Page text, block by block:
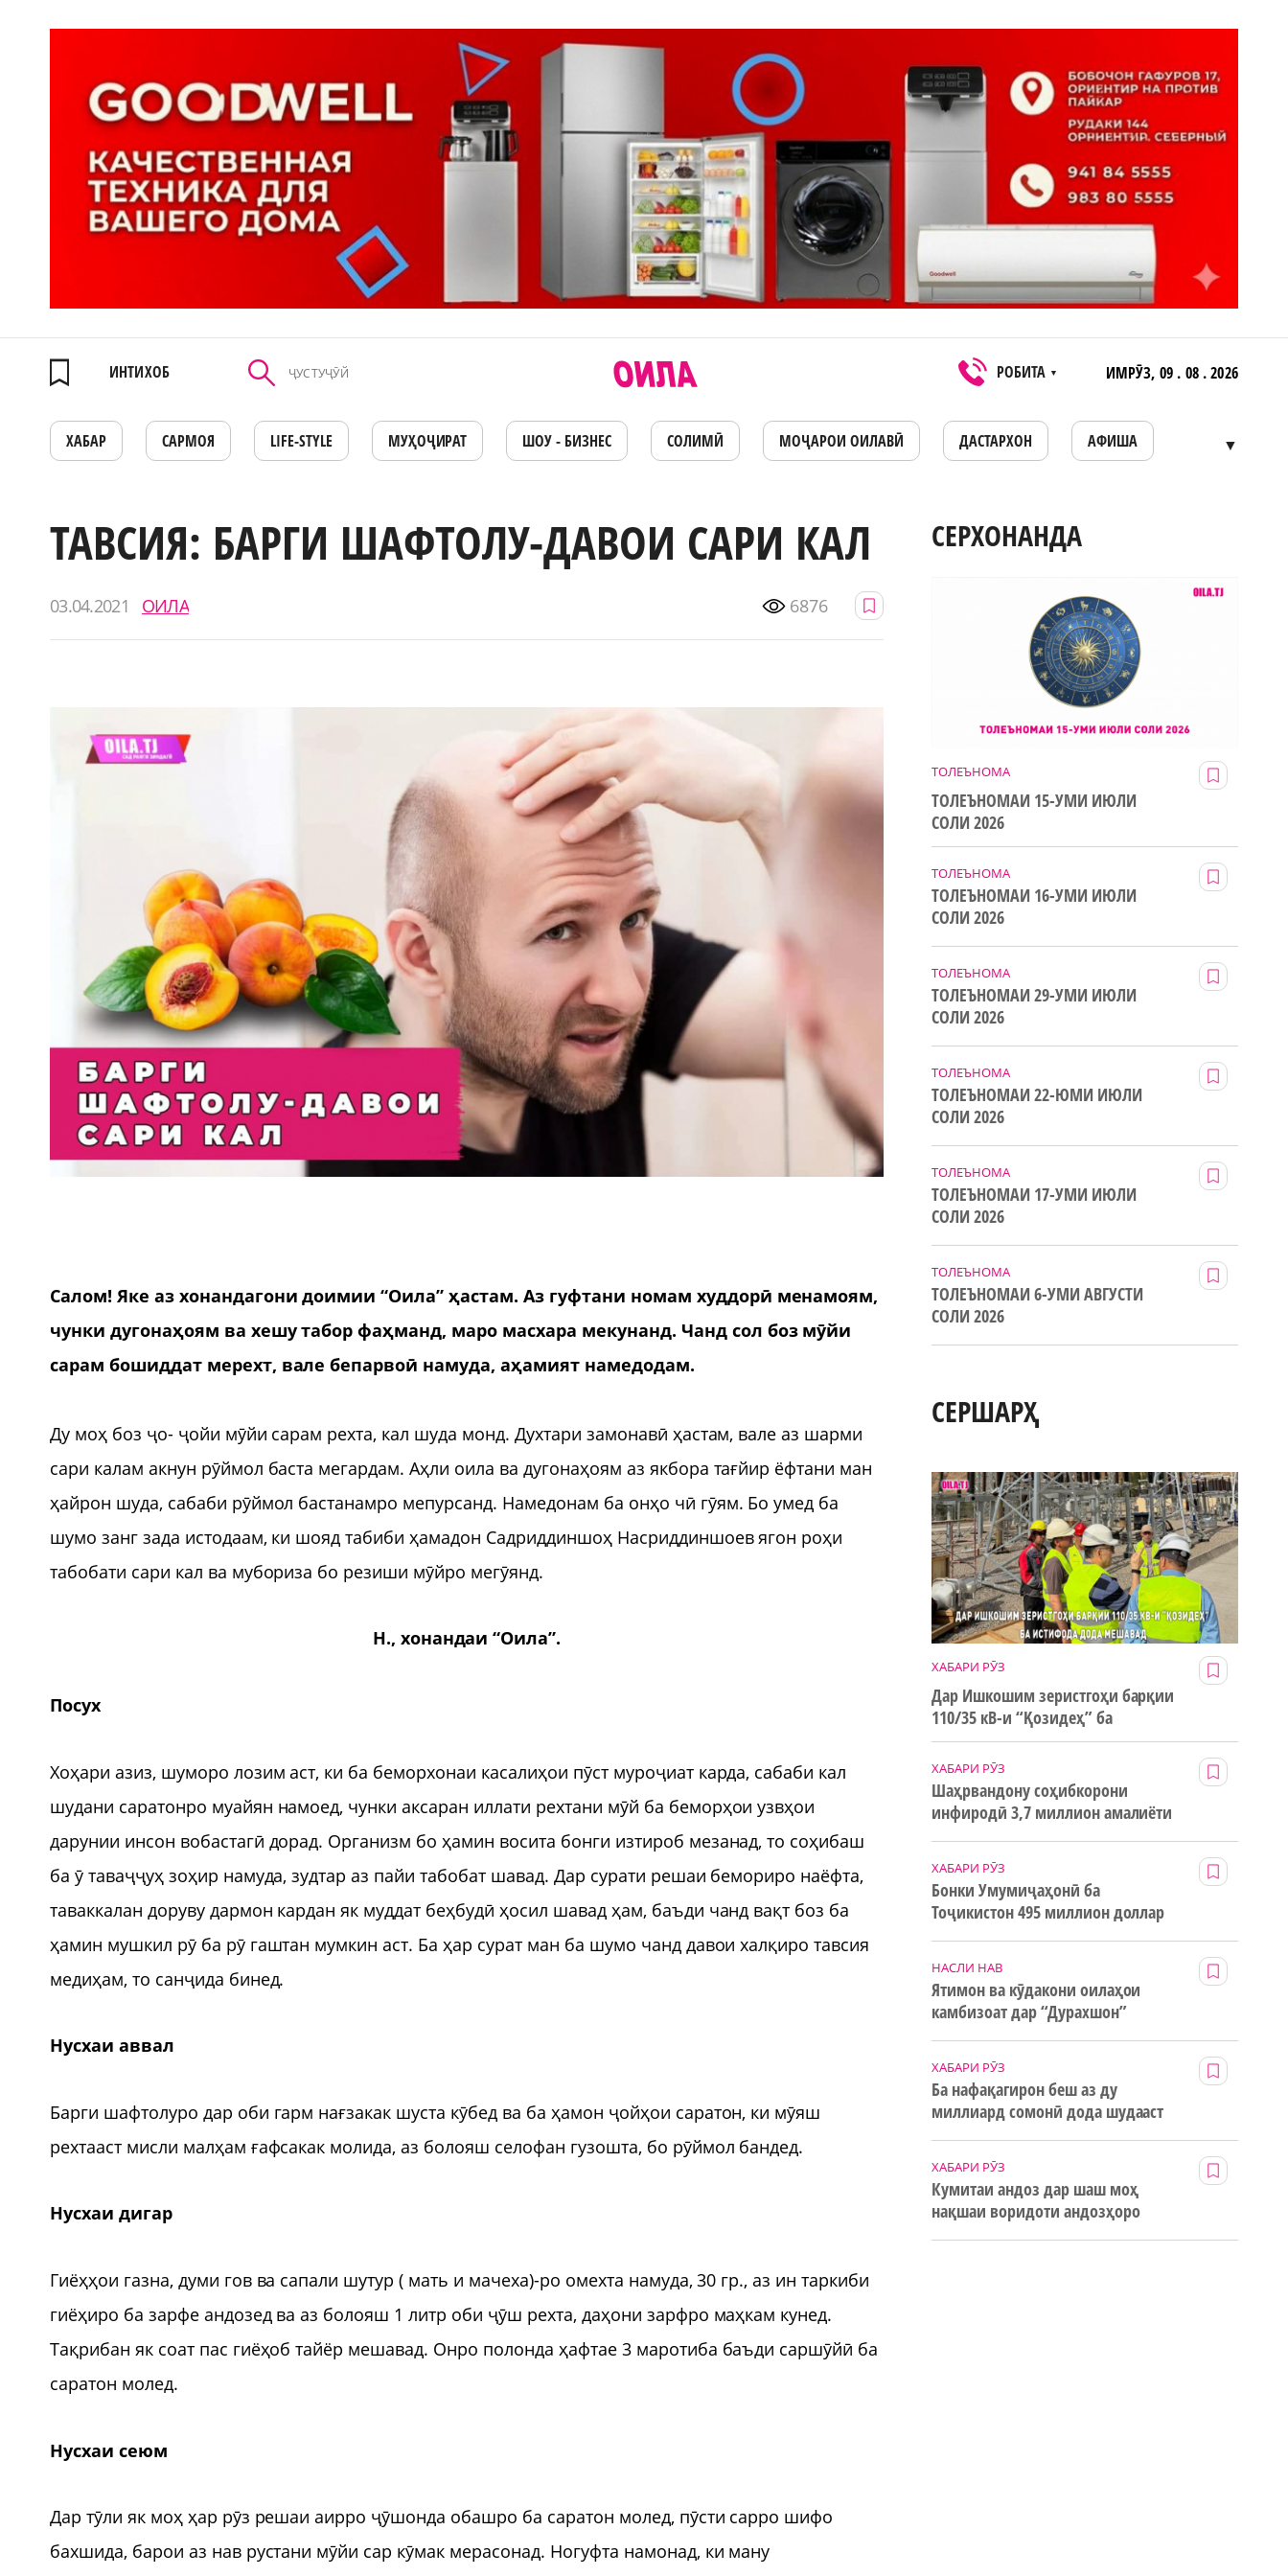
ИНТИХОБ РОБИТА ▼ ИМРӮЗ, 09 . 08 . 2026
ХАБАР САРМОЯ LIFE-STYLE МУҲОҶИРАТ ШОУ - БИЗНЕС СОЛИМӢ МОҶАРОИ ОИЛАВӢ ДАСТАРХОН АФИША ▼
ТАВСИЯ: БАРГИ ШАФТОЛУ-ДАВОИ САРИ КАЛ
03.04.2021 ОИЛА 6876
Салом! Яке аз хонандагони доимии “Оила” ҳастам. Аз гуфтани номам худдорӣ менамоям,
чунки дугонаҳоям ва хешу табор фаҳманд, маро масхара мекунанд. Чанд сол боз мӯйи
сарам бошиддат мерехт, вале бепарвоӣ намуда, аҳамият намедодам.
Ду моҳ боз ҷо- ҷойи мӯйи сарам рехта, кал шуда монд. Духтари замонавӣ ҳастам, вале аз шарми
сари калам акнун рӯймол баста мегардам. Аҳли оила ва дугонаҳоям аз якбора тағйир ёфтани ман
ҳайрон шуда, сабаби рӯймол бастанамро мепурсанд. Намедонам ба онҳо чӣ гӯям. Бо умед ба
шумо занг зада истодаам, ки шояд табиби ҳамадон Садриддиншоҳ Насриддиншоев ягон роҳи
табобати сари кал ва мубориза бо резиши мӯйро мегӯянд.
Н., хонандаи “Оила”.
Посух
Хоҳари азиз, шуморо лозим аст, ки ба беморхонаи касалиҳои пӯст муроҷиат карда, сабаби кал
шудани саратонро муайян намоед, чунки аксаран иллати рехтани мӯй ба беморҳои узвҳои
дарунии инсон вобастагӣ дорад. Организм бо ҳамин восита бонги изтироб мезанад, то соҳибаш
ба ӯ таваҷҷуҳ зоҳир намуда, зудтар аз пайи табобат шавад. Дар сурати решаи бемориро наёфта,
таваккалан доруву дармон кардан як муддат беҳбудӣ ҳосил шавад ҳам, баъди чанд вақт боз ба
ҳамин мушкил рӯ ба рӯ гаштан мумкин аст. Ба ҳар сурат ман ба шумо чанд давои халқиро тавсия
медиҳам, то санҷида бинед.
Нусхаи аввал
Барги шафтолуро дар оби гарм нағзакак шуста кӯбед ва ба ҳамон ҷойҳои саратон, ки мӯяш
рехтааст мисли малҳам ғафсакак молида, аз болояш селофан гузошта, бо рӯймол бандед.
Нусхаи дигар
Гиёҳҳои газна, думи гов ва сапали шутур ( мать и мачеха)-ро омехта намуда, 30 гр., аз ин таркиби
гиёҳиро ба зарфе андозед ва аз болояш 1 литр оби ҷӯш рехта, даҳони зарфро маҳкам кунед.
Тақрибан як соат пас гиёҳоб тайёр мешавад. Онро полонда ҳафтае 3 маротиба баъди саршӯйӣ ба
саратон молед.
Нусхаи сеюм
Дар тӯли як моҳ ҳар рӯз решаи аирро ҷӯшонда обашро ба саратон молед, пӯсти сарро шифо
бахшида, барои аз нав рустани мӯйи сар кӯмак мерасонад. Ногуфта намонад, ки ману
СЕРХОНАНДА
ТОЛЕЪНОМА
ТОЛЕЪНОМАИ 15-УМИ ИЮЛИ
СОЛИ 2026
ТОЛЕЪНОМА
ТОЛЕЪНОМАИ 16-УМИ ИЮЛИ
СОЛИ 2026
ТОЛЕЪНОМА
ТОЛЕЪНОМАИ 29-УМИ ИЮЛИ
СОЛИ 2026
ТОЛЕЪНОМА
ТОЛЕЪНОМАИ 22-ЮМИ ИЮЛИ
СОЛИ 2026
ТОЛЕЪНОМА
ТОЛЕЪНОМАИ 17-УМИ ИЮЛИ
СОЛИ 2026
ТОЛЕЪНОМА
ТОЛЕЪНОМАИ 6-УМИ АВГУСТИ
СОЛИ 2026
СЕРШАРҲ
ХАБАРИ РӮЗ
Дар Ишкошим зеристгоҳи барқии
110/35 кВ-и “Қозидеҳ” ба
истифода дода мешавад
ХАБАРИ РӮЗ
Шаҳрвандону соҳибкорони
инфиродӣ 3,7 миллион амалиёти
ХАБАРИ РӮЗ
Бонки Умумиҷаҳонӣ ба
Тоҷикистон 495 миллион доллар
НАСЛИ НАВ
Ятимон ва кӯдакони оилаҳои
камбизоат дар “Дурахшон”
ХАБАРИ РӮЗ
Ба нафақагирон беш аз ду
миллиард сомонӣ дода шудааст
ХАБАРИ РӮЗ
Кумитаи андоз дар шаш моҳ
нақшаи воридоти андозҳоро